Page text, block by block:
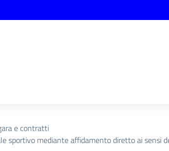
e contratti
sportivo mediante affidamento diretto ai sensi